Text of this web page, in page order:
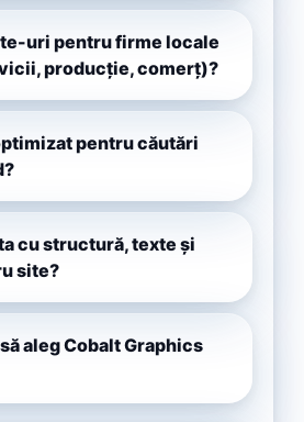
uri pentru firme locale
producție, comerț)?
pentru căutări
cu structură, texte și
site?
aleg Cobalt Graphics